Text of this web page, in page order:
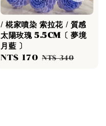
/ 椛家噴染 索拉花 / 質感
太陽玫瑰 5.5CM〔 夢境
月藍 〕
Sale
NT$ 170 Regular
NT$ 340